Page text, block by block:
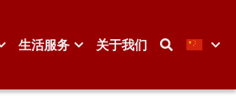
生活服务 关于我们